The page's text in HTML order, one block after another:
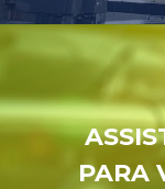
SISTEMA DE
PARA